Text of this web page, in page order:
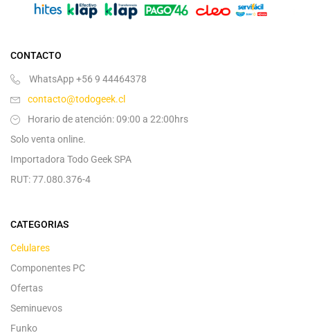
CONTACTO
WhatsApp +56 9 44464378
contacto@todogeek.cl
Horario de atención: 09:00 a 22:00hrs
Solo venta online.
Importadora Todo Geek SPA
RUT: 77.080.376-4
CATEGORIAS
Celulares
Componentes PC
Ofertas
Seminuevos
Funko